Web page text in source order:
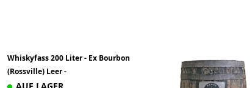
Whiskyfass 200 Liter - Ex Bourbon
(Rossville) Leer -